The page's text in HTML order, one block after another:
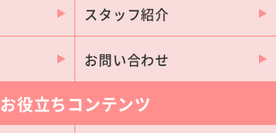
高浜市
幸田町
スタッフ紹介
お問い合わせ
お役立ちコンテンツ